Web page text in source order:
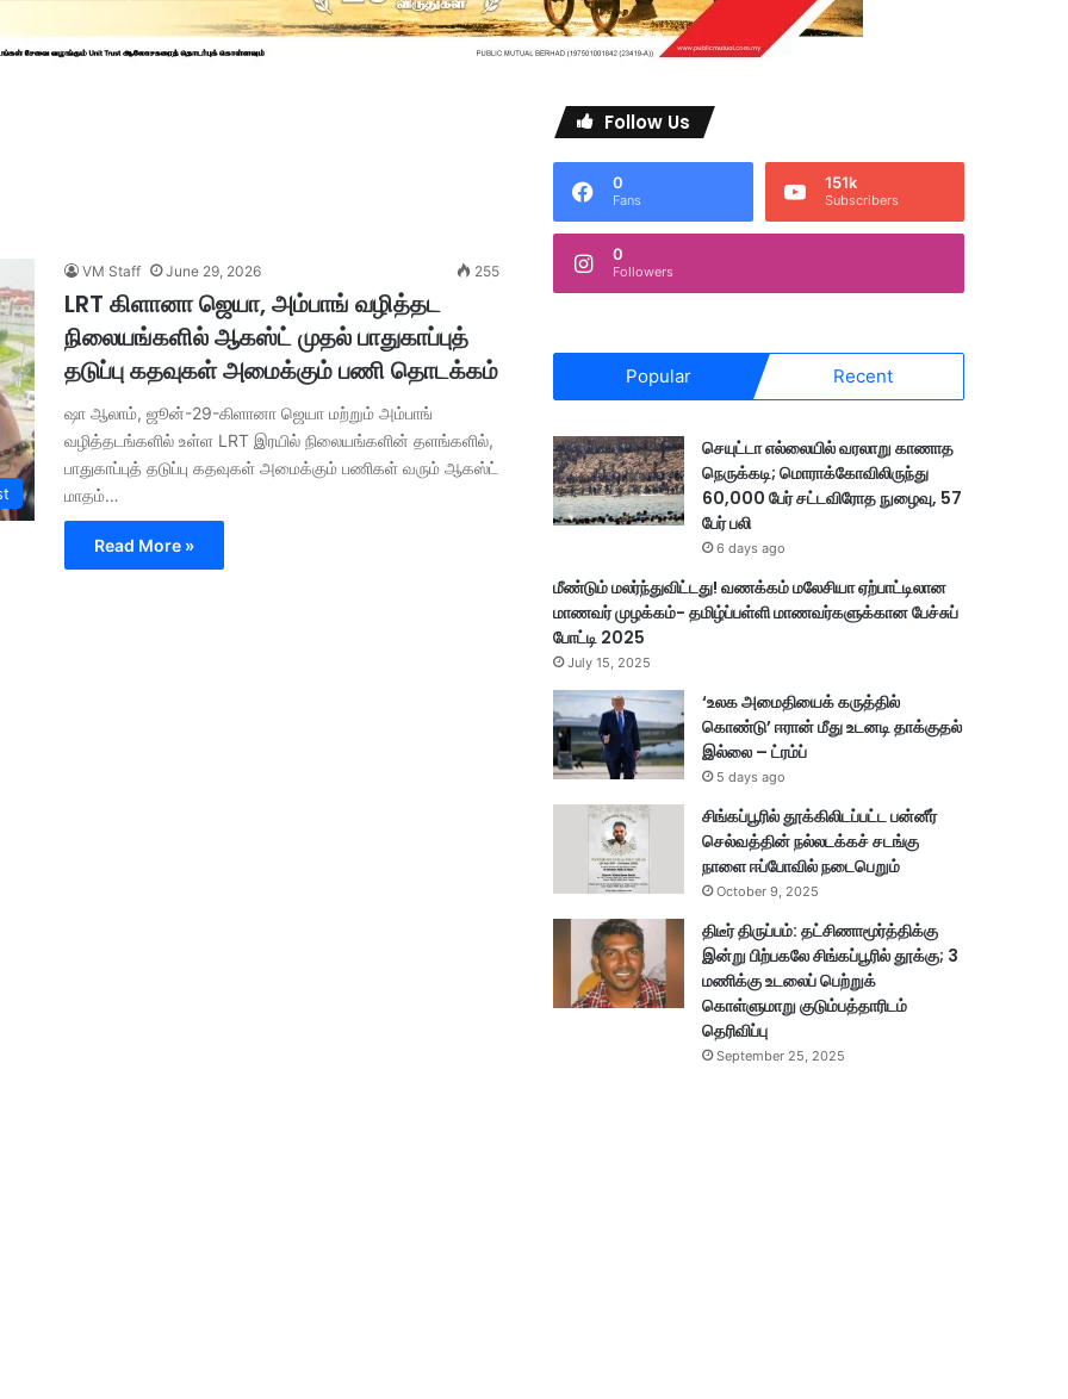
VM Staff June 29, 2026 255
LRT கிளானா ஜெயா, அம்பாங் வழித்தட
நிலையங்களில் ஆகஸ்ட் முதல் பாதுகாப்புத்
தடுப்பு கதவுகள் அமைக்கும் பணி தொடக்கம்
ஷா ஆலாம், ஜூன்-29-கிளானா ஜெயா மற்றும் அம்பாங்
வழித்தடங்களில் உள்ள LRT இரயில் நிலையங்களின் தளங்களில்,
பாதுகாப்புத் தடுப்பு கதவுகள் அமைக்கும் பணிகள் வரும் ஆகஸ்ட்
மாதம்…
Read More »
Follow Us
0
Fans
151k
Subscribers
0
Followers
Popular Recent
செயுட்டா எல்லையில் வரலாறு காணாத
நெருக்கடி; மொராக்கோவிலிருந்து
60,000 பேர் சட்டவிரோத நுழைவு, 57
பேர் பலி
6 days ago
மீண்டும் மலர்ந்துவிட்டது! வணக்கம் மலேசியா ஏற்பாட்டிலான
மாணவர் முழக்கம்- தமிழ்ப்பள்ளி மாணவர்களுக்கான பேச்சுப்
போட்டி 2025
July 15, 2025
‘உலக அமைதியைக் கருத்தில்
கொண்டு’ ஈரான் மீது உடனடி தாக்குதல்
இல்லை – ட்ரம்ப்
5 days ago
சிங்கப்பூரில் தூக்கிலிடப்பட்ட பன்னீர்
செல்வத்தின் நல்லடக்கச் சடங்கு
நாளை ஈப்போவில் நடைபெறும்
October 9, 2025
திடீர் திருப்பம்: தட்சிணாமூர்த்திக்கு
இன்று பிற்பகலே சிங்கப்பூரில் தூக்கு; 3
மணிக்கு உடலைப் பெற்றுக்
கொள்ளுமாறு குடும்பத்தாரிடம்
தெரிவிப்பு
September 25, 2025